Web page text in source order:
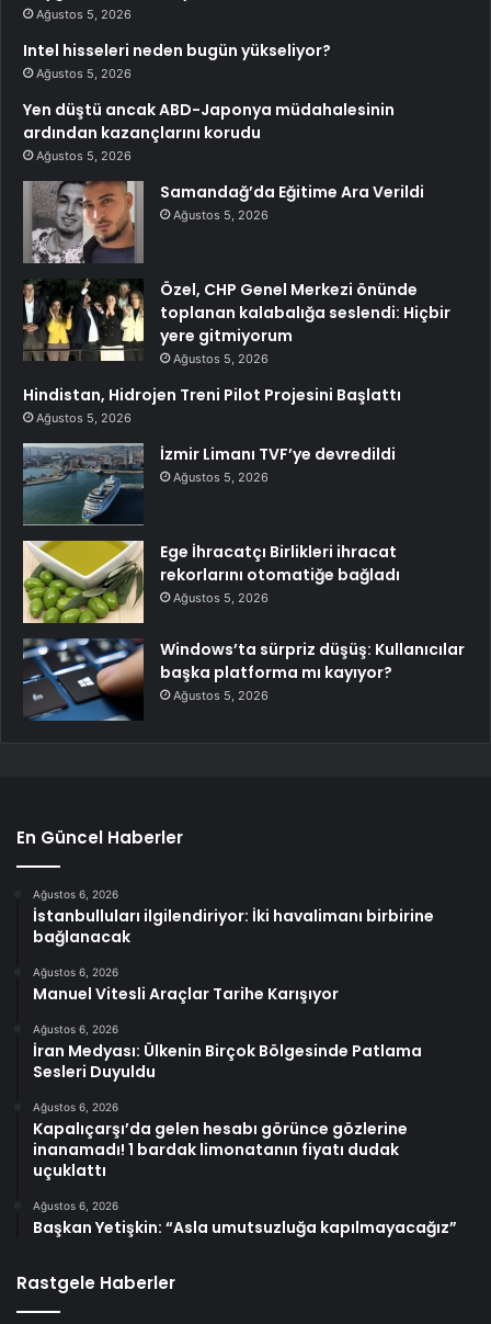
Ağustos 5, 2026
Intel hisseleri neden bugün yükseliyor?
Ağustos 5, 2026
Yen düştü ancak ABD-Japonya müdahalesinin
ardından kazançlarını korudu
Ağustos 5, 2026
Samandağ’da Eğitime Ara Verildi
Ağustos 5, 2026
Özel, CHP Genel Merkezi önünde
toplanan kalabalığa seslendi: Hiçbir
yere gitmiyorum
Ağustos 5, 2026
Hindistan, Hidrojen Treni Pilot Projesini Başlattı
Ağustos 5, 2026
İzmir Limanı TVF’ye devredildi
Ağustos 5, 2026
Ege İhracatçı Birlikleri ihracat
rekorlarını otomatiğe bağladı
Ağustos 5, 2026
Windows’ta sürpriz düşüş: Kullanıcılar
başka platforma mı kayıyor?
Ağustos 5, 2026
En Güncel Haberler
Ağustos 6, 2026
İstanbulluları ilgilendiriyor: İki havalimanı birbirine
bağlanacak
Ağustos 6, 2026
Manuel Vitesli Araçlar Tarihe Karışıyor
Ağustos 6, 2026
İran Medyası: Ülkenin Birçok Bölgesinde Patlama
Sesleri Duyuldu
Ağustos 6, 2026
Kapalıçarşı’da gelen hesabı görünce gözlerine
inanamadı! 1 bardak limonatanın fiyatı dudak
uçuklattı
Ağustos 6, 2026
Başkan Yetişkin: “Asla umutsuzluğa kapılmayacağız”
Rastgele Haberler